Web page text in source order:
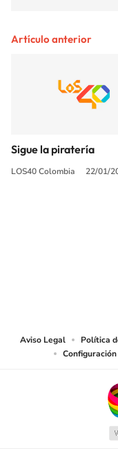
Artículo anterior
Sigue la piratería
LOS40 Colombia 22/01/
Aviso Legal Política